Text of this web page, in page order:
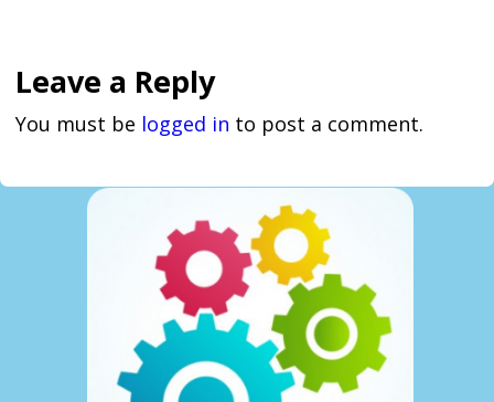
Leave a Reply
You must be logged in to post a comment.